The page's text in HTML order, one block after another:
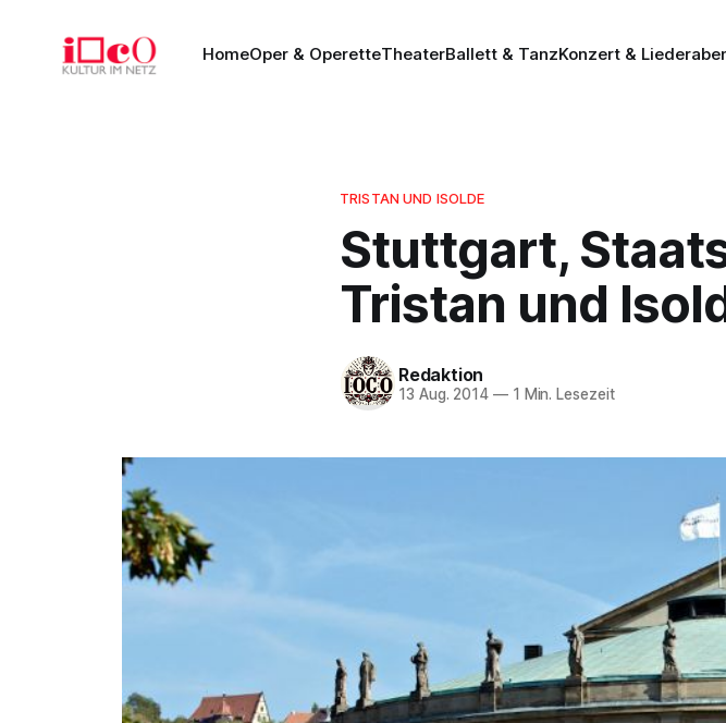
HomeOper & OperetteTheaterBallett & TanzKonzert &
TRISTAN UND ISOLDE
Stuttgart,
Tristan und
Redaktion
13 Aug. 2014 —1 Min. Lesezeit